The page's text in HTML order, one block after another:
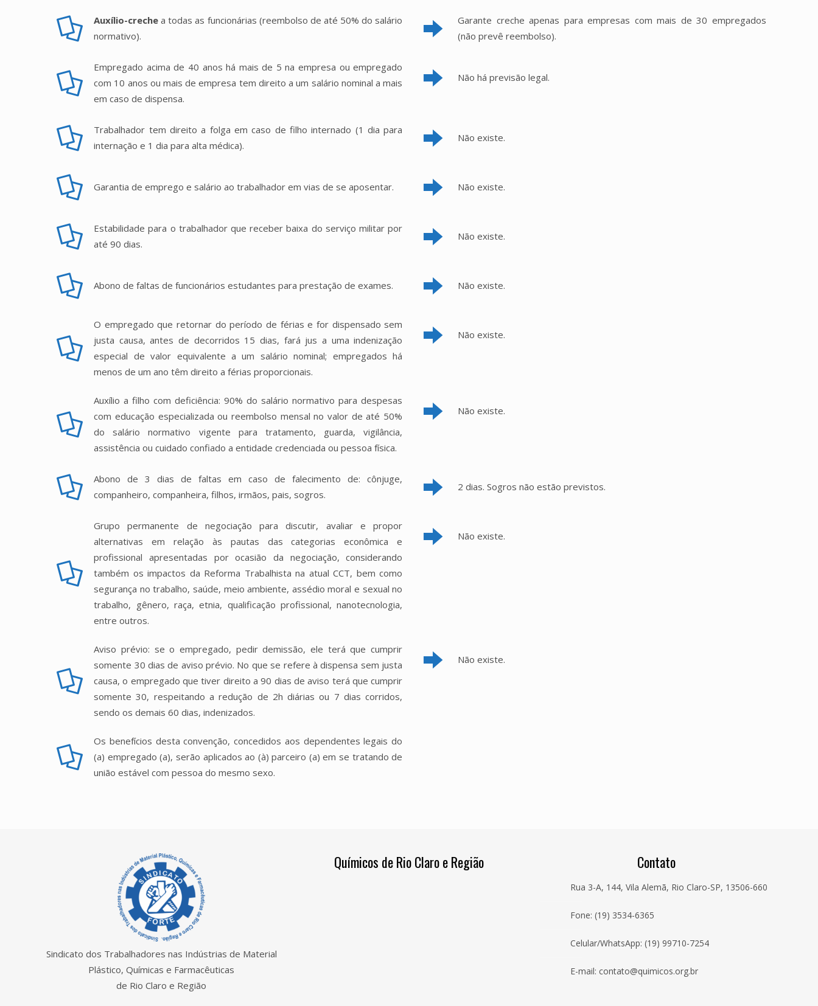
Auxílio-creche a todas as funcionárias (reembolso de até 50% do salário
normativo).
Garante creche apenas para empresas com mais de 30 empregados
(não prevê reembolso).
Empregado acima de 40 anos há mais de 5 na empresa ou empregado
com 10 anos ou mais de empresa tem direito a um salário nominal a mais
em caso de dispensa.
Não há previsão legal.
Trabalhador tem direito a folga em caso de filho internado (1 dia para
internação e 1 dia para alta médica).
Não existe.
Garantia de emprego e salário ao trabalhador em vias de se aposentar. Não existe.
Estabilidade para o trabalhador que receber baixa do serviço militar por
até 90 dias.
Não existe.
Abono de faltas de funcionários estudantes para prestação de exames. Não existe.
O empregado que retornar do período de férias e for dispensado sem
justa causa, antes de decorridos 15 dias, fará jus a uma indenização
especial de valor equivalente a um salário nominal; empregados há
menos de um ano têm direito a férias proporcionais.
Não existe.
Auxílio a filho com deficiência: 90% do salário normativo para despesas
com educação especializada ou reembolso mensal no valor de até 50%
do salário normativo vigente para tratamento, guarda, vigilância,
assistência ou cuidado confiado a entidade credenciada ou pessoa física.
Não existe.
Abono de 3 dias de faltas em caso de falecimento de: cônjuge,
companheiro, companheira, filhos, irmãos, pais, sogros.
2 dias. Sogros não estão previstos.
Grupo permanente de negociação para discutir, avaliar e propor
alternativas em relação às pautas das categorias econômica e
profissional apresentadas por ocasião da negociação, considerando
também os impactos da Reforma Trabalhista na atual CCT, bem como
segurança no trabalho, saúde, meio ambiente, assédio moral e sexual no
trabalho, gênero, raça, etnia, qualificação profissional, nanotecnologia,
entre outros.
Não existe.
Aviso prévio: se o empregado, pedir demissão, ele terá que cumprir
somente 30 dias de aviso prévio. No que se refere à dispensa sem justa
causa, o empregado que tiver direito a 90 dias de aviso terá que cumprir
somente 30, respeitando a redução de 2h diárias ou 7 dias corridos,
sendo os demais 60 dias, indenizados.
Não existe.
Os benefícios desta convenção, concedidos aos dependentes legais do
(a) empregado (a), serão aplicados ao (à) parceiro (a) em se tratando de
união estável com pessoa do mesmo sexo.
Sindicato dos Trabalhadores nas Indústrias de Material
Plástico, Químicas e Farmacêuticas
de Rio Claro e Região
Químicos de Rio Claro e Região Contato
Rua 3-A, 144, Vila Alemã, Rio Claro-SP, 13506-660
Fone: (19) 3534-6365
Celular/WhatsApp: (19) 99710-7254
E-mail: contato@quimicos.org.br